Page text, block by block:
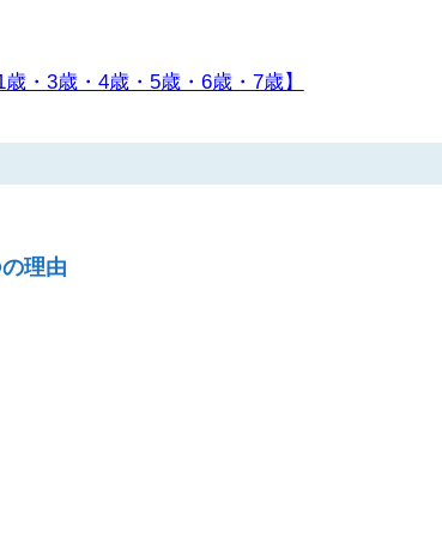
・3歳・4歳・5歳・6歳・7歳】
理由